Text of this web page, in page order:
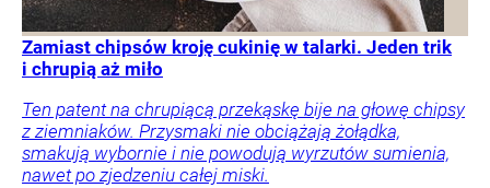
Zamiast chipsów kroję cukinię w talarki. Jeden trik
i chrupią aż miło
Ten patent na chrupiącą przekąskę bije na głowę chipsy
z ziemniaków. Przysmaki nie obciążają żołądka,
smakują wybornie i nie powodują wyrzutów sumienia,
nawet po zjedzeniu całej miski.